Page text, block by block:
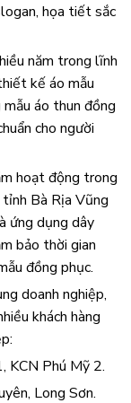
họa tiết sắc
năm trong lĩnh
kế áo mẫu
áo thun đồng
cho người
hoạt động trong
Bà Rịa Vũng
ứng dụng dây
bảo thời gian
đồng phục.
doanh nghiệp,
khách hàng
KCN Phú Mỹ 2.
Long Sơn.